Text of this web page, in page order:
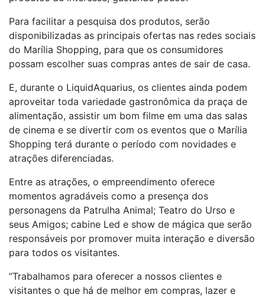
Para facilitar a pesquisa dos produtos, serão
disponibilizadas as principais ofertas nas redes sociais
do Marília Shopping, para que os consumidores
possam escolher suas compras antes de sair de casa.
E, durante o LiquidAquarius, os clientes ainda podem
aproveitar toda variedade gastronômica da praça de
alimentação, assistir um bom filme em uma das salas
de cinema e se divertir com os eventos que o Marília
Shopping terá durante o período com novidades e
atrações diferenciadas.
Entre as atrações, o empreendimento oferece
momentos agradáveis como a presença dos
personagens da Patrulha Animal; Teatro do Urso e
seus Amigos; cabine Led e show de mágica que serão
responsáveis por promover muita interação e diversão
para todos os visitantes.
“Trabalhamos para oferecer a nossos clientes e
visitantes o que há de melhor em compras, lazer e